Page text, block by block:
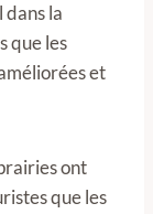
la
que les
et
ont
que les